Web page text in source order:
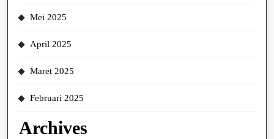
Mei 2025
April 2025
Maret 2025
Februari 2025
Archives